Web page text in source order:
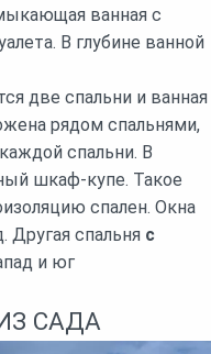
ванная с
В глубине ванной
две спальни и ванная
рядом спальнями,
спальни. В
шкаф-купе. Такое
спален. Окна
Другая спальня с
и юг
САДА